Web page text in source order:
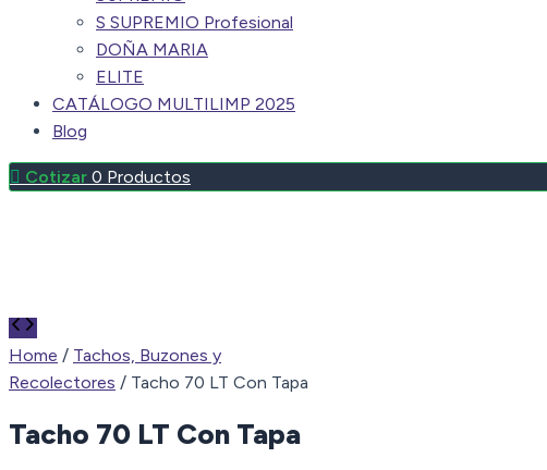
S SUPREMIO Profesional
DOÑA MARIA
ELITE
CATÁLOGO MULTILIMP 2025
Blog
0 Productos
Home / Tachos, Buzones y
Recolectores / Tacho 70 LT Con Tapa
Tacho 70 LT Con Tapa